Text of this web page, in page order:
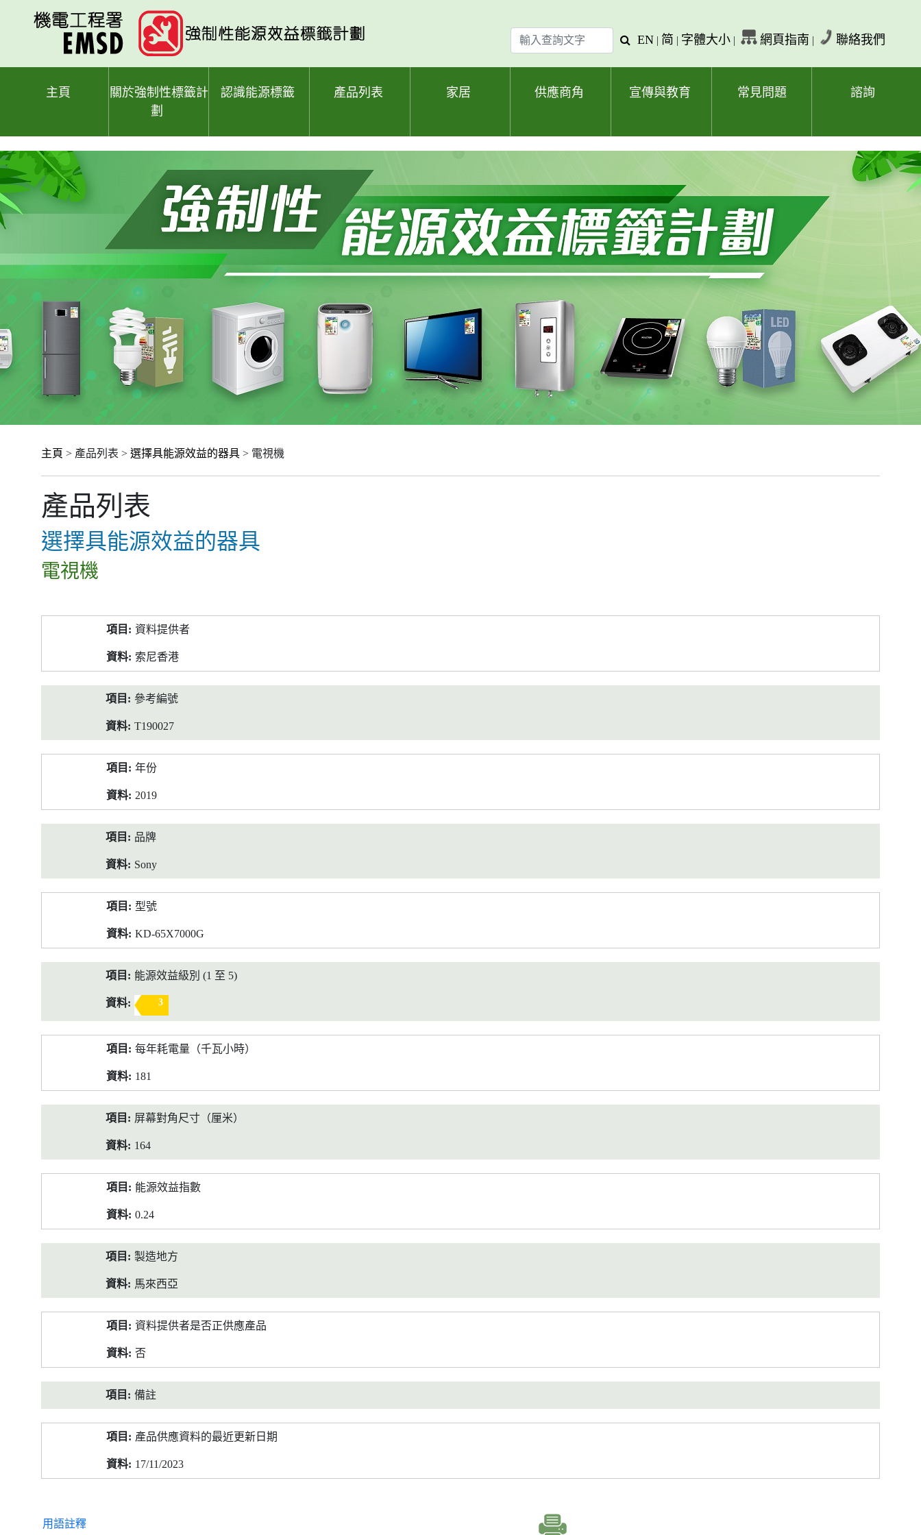
輸
入
查
查
字
EN | 简 | 字體大小 | 網頁指南 | 聯絡我們
主頁
關於強制性標籤計
劃
認識能源標籤 產品列表 家居 供應商角 宣傳與教育 常見問題 諮詢
主頁 > 產品列表 > 選擇具能源效益的器具 > 電視機
產品列表
選擇具能源效益的器具
電視機
料
資料提供者
索尼香港
參考編號
T190027
年份
2019
品牌
Sony
型號
KD-65X7000G
能源效益級別 (1 至 5)
3
每年耗電量（千瓦小時）
181
屏幕對角尺寸（厘米）
164
能源效益指數
0.24
製造地方
馬來西亞
資料提供者是否正供應產品
否
備註
產品供應資料的最近更新日期
17/11/2023
用語註釋